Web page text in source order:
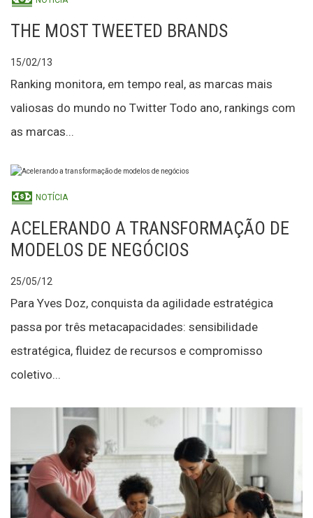
THE MOST TWEETED BRANDS
15/02/13
Ranking monitora, em tempo real, as marcas mais
valiosas do mundo no Twitter Todo ano, rankings com
as marcas...
NOTÍCIA
ACELERANDO A TRANSFORMAÇÃO DE
MODELOS DE NEGÓCIOS
25/05/12
Para Yves Doz, conquista da agilidade estratégica
passa por três metacapacidades: sensibilidade
estratégica, fluidez de recursos e compromisso
coletivo...